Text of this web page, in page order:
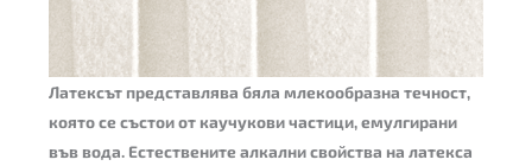
Латексът представлява бяла млекообразна течност,
която се състои от каучукови частици, емулгирани
във вода. Естествените алкални свойства на латекса